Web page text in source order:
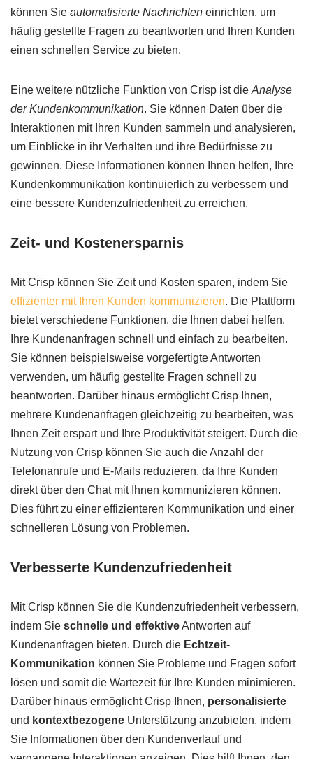
können Sie automatisierte Nachrichten einrichten, um
häufig gestellte Fragen zu beantworten und Ihren Kunden
einen schnellen Service zu bieten.
Eine weitere nützliche Funktion von Crisp ist die Analyse
der Kundenkommunikation. Sie können Daten über die
Interaktionen mit Ihren Kunden sammeln und analysieren,
um Einblicke in ihr Verhalten und ihre Bedürfnisse zu
gewinnen. Diese Informationen können Ihnen helfen, Ihre
Kundenkommunikation kontinuierlich zu verbessern und
eine bessere Kundenzufriedenheit zu erreichen.
Zeit- und Kostenersparnis
Mit Crisp können Sie Zeit und Kosten sparen, indem Sie
effizienter mit Ihren Kunden kommunizieren. Die Plattform
bietet verschiedene Funktionen, die Ihnen dabei helfen,
Ihre Kundenanfragen schnell und einfach zu bearbeiten.
Sie können beispielsweise vorgefertigte Antworten
verwenden, um häufig gestellte Fragen schnell zu
beantworten. Darüber hinaus ermöglicht Crisp Ihnen,
mehrere Kundenanfragen gleichzeitig zu bearbeiten, was
Ihnen Zeit erspart und Ihre Produktivität steigert. Durch die
Nutzung von Crisp können Sie auch die Anzahl der
Telefonanrufe und E-Mails reduzieren, da Ihre Kunden
direkt über den Chat mit Ihnen kommunizieren können.
Dies führt zu einer effizienteren Kommunikation und einer
schnelleren Lösung von Problemen.
Verbesserte Kundenzufriedenheit
Mit Crisp können Sie die Kundenzufriedenheit verbessern,
indem Sie schnelle und effektiveAntworten auf
Kundenanfragen bieten. Durch die Echtzeit-
Kommunikation können Sie Probleme und Fragen sofort
lösen und somit die Wartezeit für Ihre Kunden minimieren.
Darüber hinaus ermöglicht Crisp Ihnen, personalisierte
und kontextbezogene Unterstützung anzubieten, indem
Sie Informationen über den Kundenverlauf und